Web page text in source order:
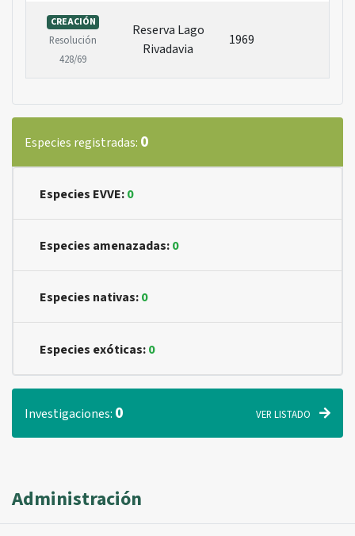
CREACIÓN
Resolución
428/69
Reserva Lago
Rivadavia
1969
Especies registradas: 0
Especies EVVE:0
Especies amenazadas:0
Especies nativas:0
Especies exóticas:0
Investigaciones: 0 VER LISTADO
Administración